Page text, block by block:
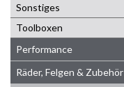
Sonstiges
Toolboxen
Performance
Räder, Felgen & Zubehör